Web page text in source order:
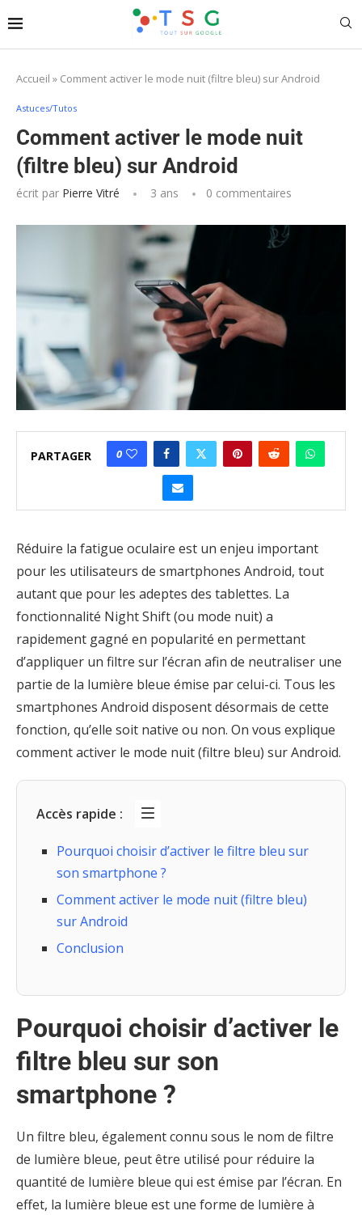
Accueil » Comment activer le mode nuit (filtre bleu) sur Android
Astuces/Tutos
Comment activer le mode nuit
(filtre bleu) sur Android
écrit par Pierre Vitré 3 ans 0 commentaires
PARTAGER 0
Réduire la fatigue oculaire est un enjeu important
pour les utilisateurs de smartphones Android, tout
autant que pour les adeptes des tablettes. La
fonctionnalité Night Shift (ou mode nuit) a
rapidement gagné en popularité en permettant
d’appliquer un filtre sur l’écran afin de neutraliser une
partie de la lumière bleue émise par celui-ci. Tous les
smartphones Android disposent désormais de cette
fonction, qu’elle soit native ou non. On vous explique
comment activer le mode nuit (filtre bleu) sur Android.
Accès rapide :
Pourquoi choisir d’activer le filtre bleu sur
son smartphone ?
Comment activer le mode nuit (filtre bleu)
sur Android
Conclusion
Pourquoi choisir d’activer le
filtre bleu sur son
smartphone ?
Un filtre bleu, également connu sous le nom de filtre
de lumière bleue, peut être utilisé pour réduire la
quantité de lumière bleue qui est émise par l’écran. En
effet, la lumière bleue est une forme de lumière à